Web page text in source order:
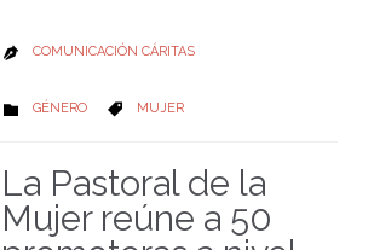
 COMUNICACIÓN CÁRITAS
 CATEGORY
GÉNERO  CATEGORY
MUJER
La Pastoral de la
Mujer reúne a 50